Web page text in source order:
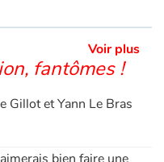
Voir plus
fantômes !
Gillot et Yann Le Bras